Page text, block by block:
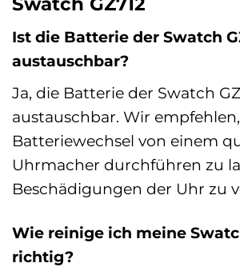
Ist die Batterie der Swatch
austauschbar?
Ja, die Batterie der Swatch
austauschbar. Wir
Batteriewechsel von einem
Uhrmacher durchführen zu
Beschädigungen der Uhr zu
Wie reinige ich meine
richtig?